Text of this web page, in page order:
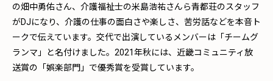
の畑中勇佑さん、介護福祉士の米島浩祐さんら青都荘のスタッフ
がDJになり、介護の仕事の面白さや楽しさ、苦労話などを本音ト
ークで伝えています。交代で出演しているメンバーは「チームグ
ランマ」と名付けました。2021年秋には、近畿コミュニティ放
送賞の「娯楽部門」で優秀賞を受賞しています。